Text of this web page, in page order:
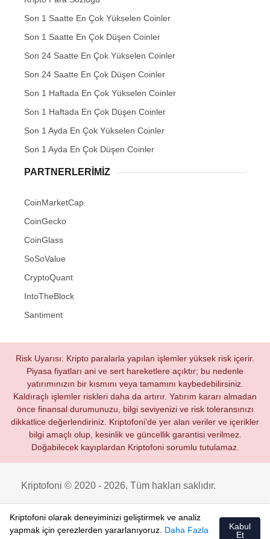
Son 1 Saatte En Çok Yükselen Coinler
Son 1 Saatte En Çok Düşen Coinler
Son 24 Saatte En Çok Yükselen Coinler
Son 24 Saatte En Çok Düşen Coinler
Son 1 Haftada En Çok Yükselen Coinler
Son 1 Haftada En Çok Düşen Coinler
Son 1 Ayda En Çok Yükselen Coinler
Son 1 Ayda En Çok Düşen Coinler
PARTNERLERIMIZ
CoinMarketCap
CoinGecko
CoinGlass
SoSoValue
CryptoQuant
IntoTheBlock
Santiment
Risk Uyarısı: Kripto paralarla yapılan işlemler yüksek risk içerir.
Piyasa fiyatları ani ve sert hareketlere açıktır; bu nedenle
yatırımınızın bir kısmını veya tamamını kaybedebilirsiniz.
Kaldıraçlı işlemler riskleri daha da artırır. Yatırım kararı almadan
önce finansal durumunuzu, bilgi seviyenizi ve risk toleransınızı
dikkatlice değerlendiriniz. Kriptofoni’de yer alan veriler ve içerikler
bilgi amaçlı olup, kesinlik ve güncellik garantisi verilmez.
Doğabilecek kayıplardan Kriptofoni sorumlu tutulamaz.
Kriptofoni © 2020 - 2026. Tüm hakları saklıdır.
Kriptofoni olarak deneyiminizi geliştirmek ve analiz
yapmak için çerezlerden yararlanıyoruz. Daha Fazla
Kabul
Et